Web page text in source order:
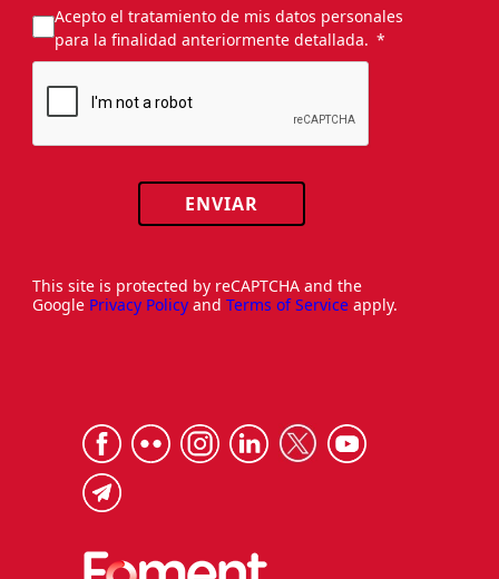
Acepto el tratamiento de mis datos personales
para la finalidad anteriormente detallada.
ENVIAR
This site is protected by reCAPTCHA and the
Google Privacy Policy and Terms of Service apply.